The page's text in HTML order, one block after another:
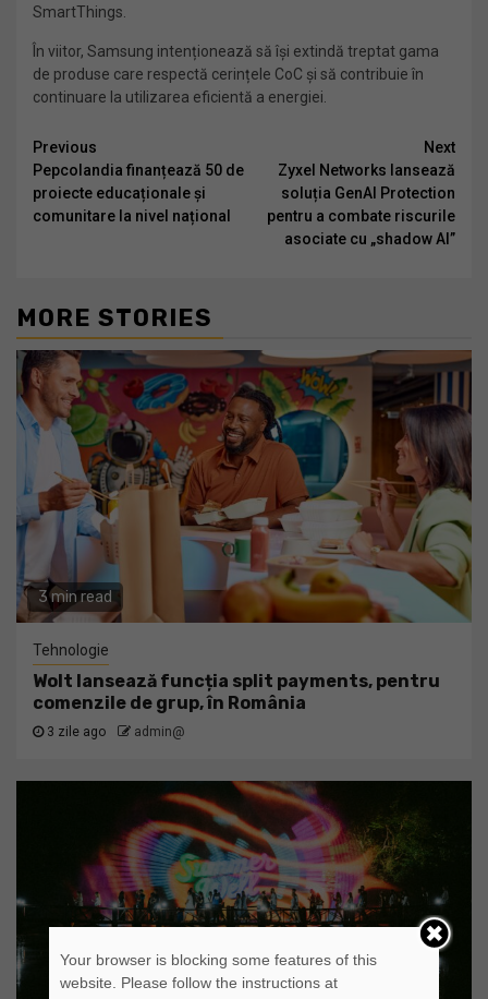
SmartThings.
În viitor, Samsung intenționează să își extindă treptat gama
de produse care respectă cerințele CoC și să contribuie în
continuare la utilizarea eficientă a energiei.
Continue
Reading
Previous
Pepcolandia finanțează 50 de
proiecte educaționale și
comunitare la nivel național
Next
Zyxel Networks lansează
soluția GenAI Protection
pentru a combate riscurile
asociate cu „shadow AI”
MORE STORIES
3 min read
Tehnologie
Wolt lansează funcția split payments, pentru
comenzile de grup, în România
3 zile ago admin@
Your browser is blocking some features of this
website. Please follow the instructions at